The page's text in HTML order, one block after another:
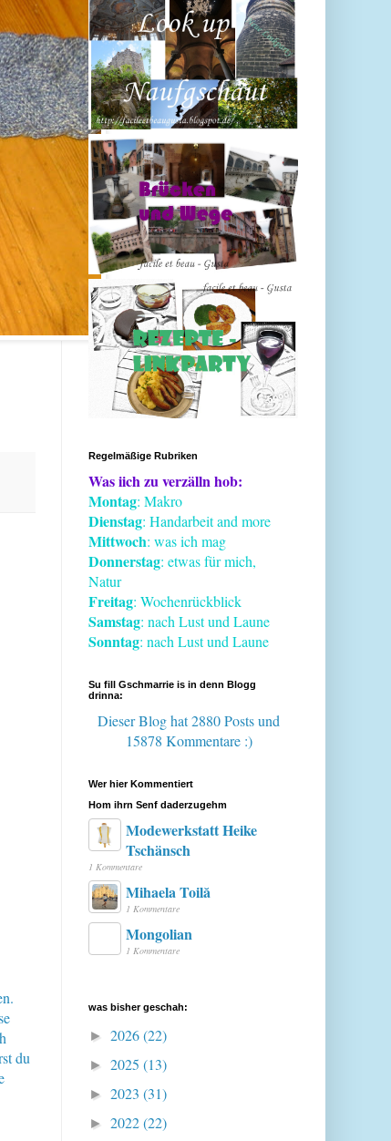
du
Regelmäßige Rubriken
Was iich zu verzälln hob:
Montag: Makro
Dienstag: Handarbeit and more
Mittwoch: was ich mag
Donnerstag: etwas für mich,
Natur
Freitag: Wochenrückblick
Samstag: nach Lust und Laune
Sonntag: nach Lust und Laune
Su fill Gschmarrie is in denn Blogg
drinna:
Dieser Blog hat 2880 Postsund
15878 Kommentare :)
Wer hier Kommentiert
Hom ihrn Senf daderzugehm
Modewerkstatt Heike
Tschänsch
1 Kommentare
Mihaela Toilă
1 Kommentare
Mongolian
1 Kommentare
was bisher geschah:
► 2026(22)
► 2025 (13)
► 2023 (31)
► 2022(22)